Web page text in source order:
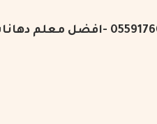
معلم دهانات جدة - ت: 0559176010 -افضل